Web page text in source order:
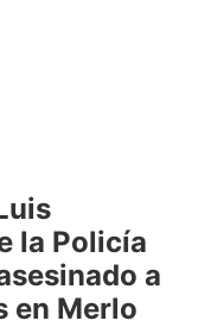
la Policía
a
en Merlo